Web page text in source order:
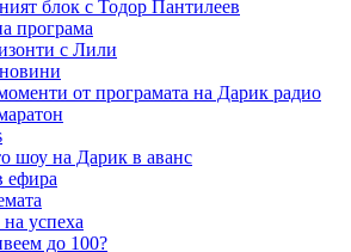
блок с Тодор Пантилеев
програма
с Лили
от програмата на Дарик радио
шоу на Дарик в аванс
ефира
успеха
до 100?